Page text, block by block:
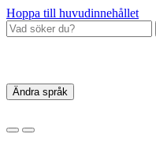
Hoppa till huvudinnehållet
Ändra språk